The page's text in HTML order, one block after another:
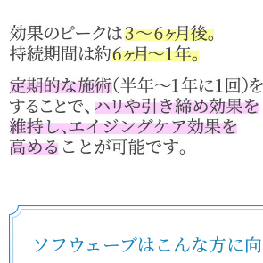
ソフウェーブはこんな方に向